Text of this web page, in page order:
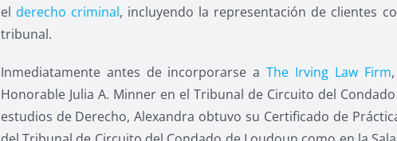
el derecho criminal, incluyendo la representación de clientes
tribunal.
Inmediatamente antes de incorporarse aThe Irving Law Firm
Honorable Julia A. Minner en el Tribunal de Circuito del
estudios de Derecho, Alexandra obtuvo su Certificado de